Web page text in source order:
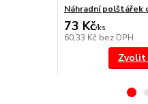
Náhradní polštářek
73 Kč/ks
60,33 Kč bez DPH
Zvolit